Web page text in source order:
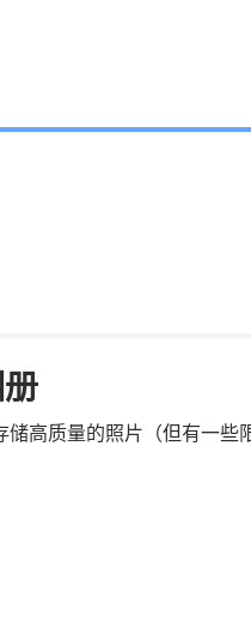
高质量的照片（但有一些